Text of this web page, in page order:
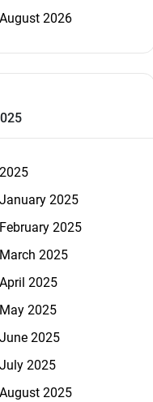
2026
2025
2025
2025
2025
2025
2025
2025
2025